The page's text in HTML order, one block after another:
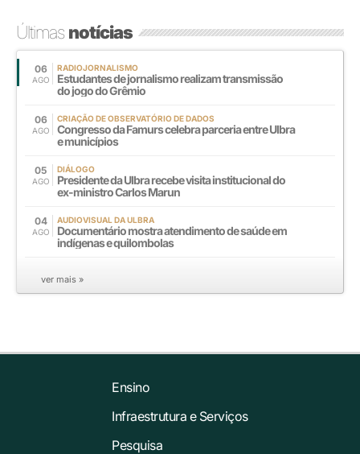
Últimasnotícias
06
AGO
RADIOJORNALISMO
Estudantes de jornalismo realizam transmissão
do jogo do Grêmio
06
AGO
CRIAÇÃO DE OBSERVATÓRIO DE DADOS
Congresso da Famurs celebra parceria entre Ulbra
e municípios
05
AGO
DIÁLOGO
Presidente da Ulbra recebe visita institucional do
ex-ministro Carlos Marun
04
AGO
AUDIOVISUAL DA ULBRA
Documentário mostra atendimento de saúde em
indígenas e quilombolas
ver mais »
Ensino
Infraestrutura e Serviços
Pesquisa